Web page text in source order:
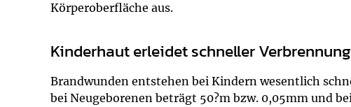
Körperoberfläche aus.
Kinderhaut erleidet schneller
Brandwunden entstehen bei Kindern wesentlich
bei Neugeborenen beträgt 50?m bzw. 0,05mm und